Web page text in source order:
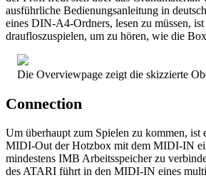
ausführliche Bedienungsanleitung in
eines DIN-A4-Ordners, lesen zu müssen, ist
draufloszuspielen, um zu hören, wie die
Die Overviewpage zeigt die skizzierte
Connection
Um überhaupt zum Spielen zu kommen, ist
MIDI-Out der Hotzbox mit dem MIDI-IN
mindestens IMB Arbeitsspeicher zu
des ATARI führt in den MIDI-IN eines